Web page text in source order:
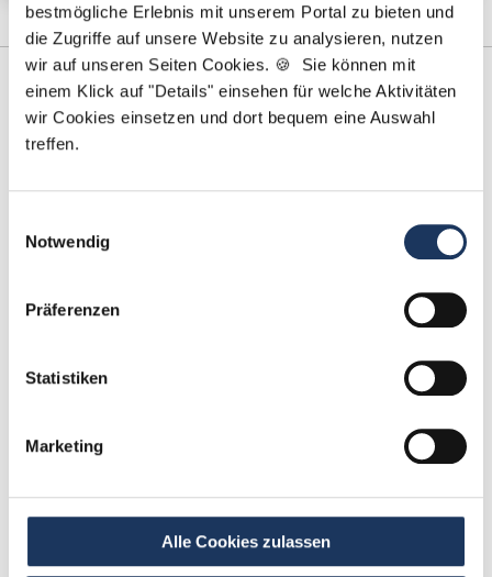
bestmögliche Erlebnis mit unserem Portal zu bieten und
die Zugriffe auf unsere Website zu analysieren, nutzen
wir auf unseren Seiten Cookies. 🍪 Sie können mit
einem Klick auf "Details" einsehen für welche Aktivitäten
wir Cookies einsetzen und dort bequem eine Auswahl
treffen.
Notwendig
Präferenzen
Statistiken
Marketing
Alle Cookies zulassen
Ansprechpartner
Ich unterstütze Sie gerne bei der Suche nach Ihrer
Traumstelle in Ihrer Wunschregion. Bei Fragen zu
Verfügung.
Jetzt zur kostenlosen Stellenanfrage
Kontakt